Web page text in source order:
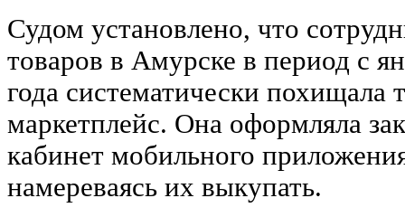
Судом установлено, что
товаров в Амурске в период с
года систематически похищала
маркетплейс. Она оформляла
кабинет мобильного
намереваясь их выкупать.